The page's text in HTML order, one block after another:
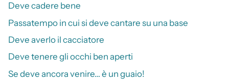
Deve cadere bene
Passatempo in cui si deve cantare su una base
Deve averlo il cacciatore
Deve tenere gli occhi ben aperti
Se deve ancora venire… è un guaio!